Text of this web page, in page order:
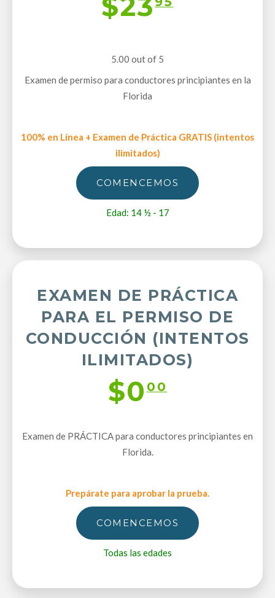
5.00 out of 5
Examen de permiso para conductores principiantes en la
Florida
100% en Línea + Examen de Práctica GRATIS (intentos
ilimitados)
COMENCEMOS
Edad: 14 ½ - 17
EXAMEN DE PRÁCTICA
PARA EL PERMISO DE
CONDUCCIÓN (INTENTOS
ILIMITADOS)
$0 00
Examen de PRÁCTICA para conductores principiantes en
Florida.
Prepárate para aprobar la prueba.
COMENCEMOS
Todas las edades